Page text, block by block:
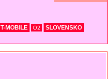
T-MOBILE O2
SLOVENSKO